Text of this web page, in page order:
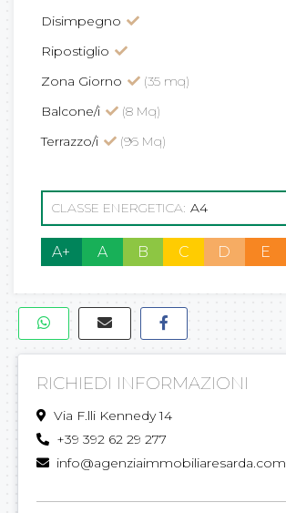
Disimpegno
Ripostiglio
Zona Giorno
(35 mq)
Balcone/i
(8 Mq)
Terrazzo/i
(96 Mq)
CLASSE ENERGETICA: A4
A+ A B C D E
RICHIEDI INFORMAZIONI
Via F.lli Kennedy 14
+39 392 62 29 277
info@agenziaimmobiliaresarda.com